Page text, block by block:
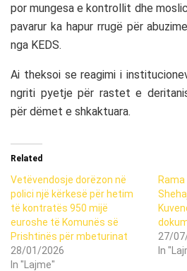
por mungesa e kontrollit dhe
pavarur ka hapur rrugë për
nga KEDS.
Ai theksoi se reagimi i
ngriti pyetje për rastet e
për dëmet e shkaktuara.
Related
Vetëvendosje dorëzon në
polici një kërkesë për hetim
të kontratës 950 mijë
euroshe të Komunës së
Prishtinës për mbeturinat
28/01/2026
In "Lajme"
27/
In